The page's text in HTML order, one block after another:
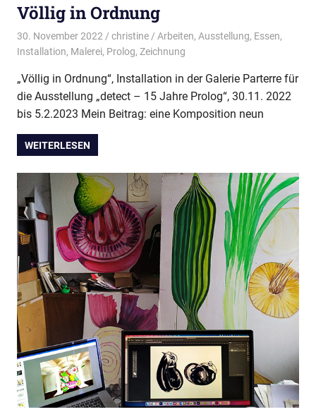
Völlig in Ordnung
30. November 2022 christine Arbeiten, Ausstellung, Essen,
Installation, Malerei, Prolog, Zeichnung
„Völlig in Ordnung“, Installation in der Galerie Parterre für
die Ausstellung „detect – 15 Jahre Prolog“, 30.11. 2022
bis 5.2.2023 Mein Beitrag: eine Komposition neun
WEITERLESEN